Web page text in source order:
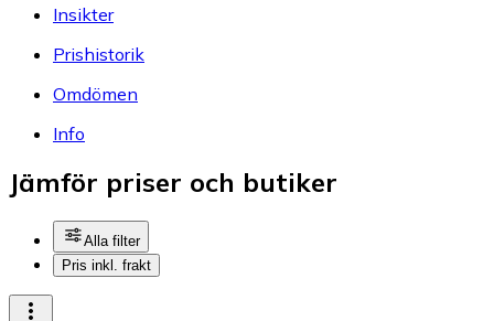
Insikter
Prishistorik
Omdömen
Info
Jämför priser och butiker
Alla filter
Pris inkl. frakt